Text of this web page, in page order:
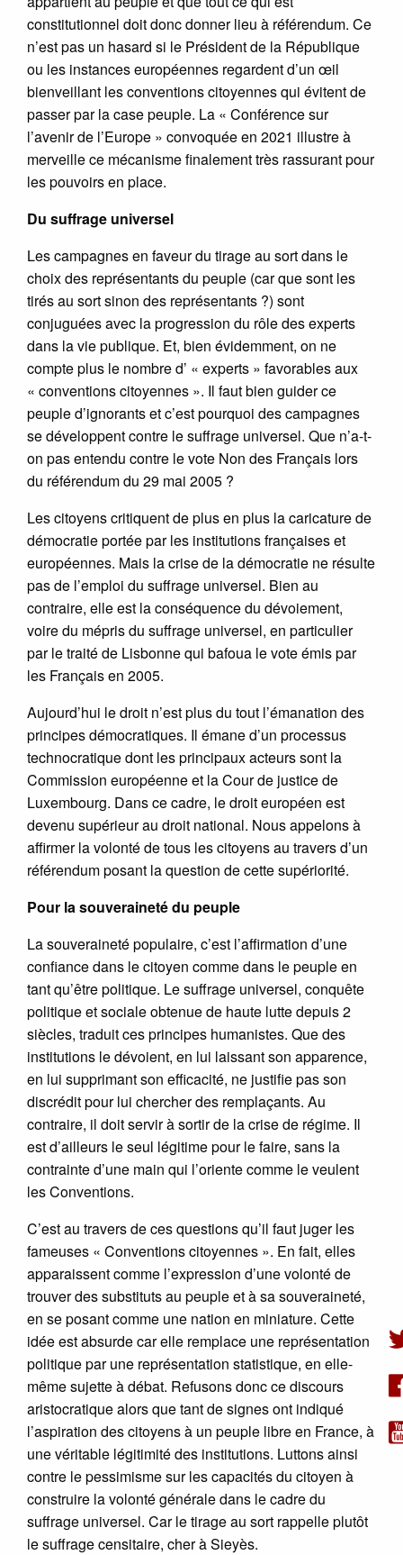
constitutionnel doit donc donner lieu à référendum. Ce
n’est pas un hasard si le Président de la République
ou les instances européennes regardent d’un œil
bienveillant les conventions citoyennes qui évitent de
passer par la case peuple. La « Conférence sur
l’avenir de l’Europe » convoquée en 2021 illustre à
merveille ce mécanisme finalement très rassurant pour
les pouvoirs en place.
Du suffrage universel
Les campagnes en faveur du tirage au sort dans le
choix des représentants du peuple (car que sont les
tirés au sort sinon des représentants ?) sont
conjuguées avec la progression du rôle des experts
dans la vie publique. Et, bien évidemment, on ne
compte plus le nombre d’ « experts » favorables aux
« conventions citoyennes ». Il faut bien guider ce
peuple d’ignorants et c’est pourquoi des campagnes
se développent contre le suffrage universel. Que n’a-t-
on pas entendu contre le vote Non des Français lors
du référendum du 29 mai 2005 ?
Les citoyens critiquent de plus en plus la caricature de
démocratie portée par les institutions françaises et
européennes. Mais la crise de la démocratie ne résulte
pas de l’emploi du suffrage universel. Bien au
contraire, elle est la conséquence du dévoiement,
voire du mépris du suffrage universel, en particulier
par le traité de Lisbonne qui bafoua le vote émis par
les Français en 2005.
Aujourd’hui le droit n’est plus du tout l’émanation des
principes démocratiques. Il émane d’un processus
technocratique dont les principaux acteurs sont la
Commission européenne et la Cour de justice de
Luxembourg. Dans ce cadre, le droit européen est
devenu supérieur au droit national. Nous appelons à
affirmer la volonté de tous les citoyens au travers d’un
référendum posant la question de cette supériorité.
Pour la souveraineté du peuple
La souveraineté populaire, c’est l’affirmation d’une
confiance dans le citoyen comme dans le peuple en
tant qu’être politique. Le suffrage universel, conquête
politique et sociale obtenue de haute lutte depuis 2
siècles, traduit ces principes humanistes. Que des
institutions le dévoient, en lui laissant son apparence,
en lui supprimant son efficacité, ne justifie pas son
discrédit pour lui chercher des remplaçants. Au
contraire, il doit servir à sortir de la crise de régime. Il
est d’ailleurs le seul légitime pour le faire, sans la
contrainte d’une main qui l’oriente comme le veulent
les Conventions.
C’est au travers de ces questions qu’il faut juger les
fameuses « Conventions citoyennes ». En fait, elles
apparaissent comme l’expression d’une volonté de
trouver des substituts au peuple et à sa souveraineté,
en se posant comme une nation en miniature. Cette
idée est absurde car elle remplace une représentation
politique par une représentation statistique, en elle-
même sujette à débat. Refusons donc ce discours
aristocratique alors que tant de signes ont indiqué
l’aspiration des citoyens à un peuple libre en France, à
une véritable légitimité des institutions. Luttons ainsi
contre le pessimisme sur les capacités du citoyen à
construire la volonté générale dans le cadre du
suffrage universel. Car le tirage au sort rappelle plutôt
le suffrage censitaire, cher à Sieyès.